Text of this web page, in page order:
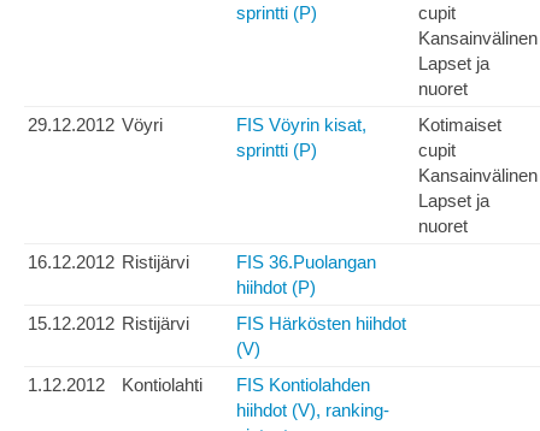
sprintti (P)
cupit
Kansainvälinen
Lapset ja
nuoret
29.12.2012 Vöyri
FIS Vöyrin kisat,
sprintti (P)
Kotimaiset
cupit
Kansainvälinen
Lapset ja
nuoret
16.12.2012 Ristijärvi
FIS 36.Puolangan
hiihdot (P)
15.12.2012 Ristijärvi
FIS Härkösten hiihdot
(V)
1.12.2012
Kontiolahti
FIS Kontiolahden
hiihdot (V), ranking-